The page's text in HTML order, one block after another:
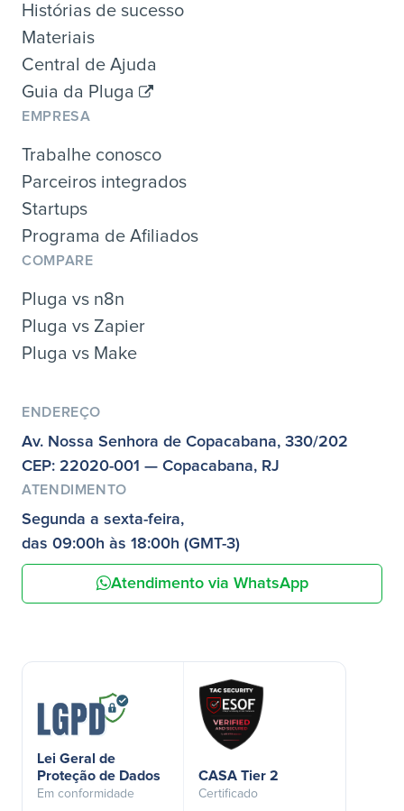
Histórias de sucesso
Materiais
Central de Ajuda
Guia da Pluga
EMPRESA
Trabalhe conosco
Parceiros integrados
Startups
Programa de Afiliados
COMPARE
Pluga vs n8n
Pluga vs Zapier
Pluga vs Make
ENDEREÇO
Av. Nossa Senhora de Copacabana, 330/202
CEP: 22020-001 — Copacabana, RJ
ATENDIMENTO
Segunda a sexta-feira,
das 09:00h às 18:00h (GMT-3)
Atendimento via WhatsApp
Lei Geral de
Proteção de Dados
Em conformidade
CASA Tier 2
Certificado